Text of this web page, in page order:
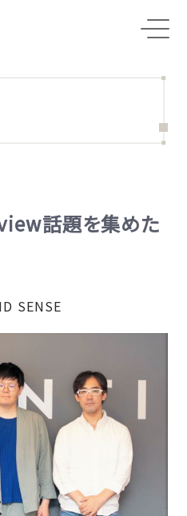
話題を集めた
SENSE